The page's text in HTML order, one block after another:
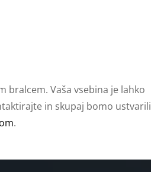
bralcem. Vaša vsebina je lahko
in skupaj bomo ustvarili
.